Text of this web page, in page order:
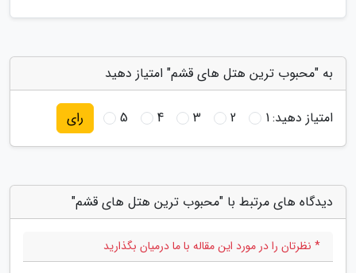
به "محبوب ترین هتل های قشم" امتیاز دهید
امتیاز دهید:1
2
3
4
5 رای
دیدگاه های مرتبط با "محبوب ترین هتل های قشم"
* نظرتان را در مورد این مقاله با ما درمیان بگذارید